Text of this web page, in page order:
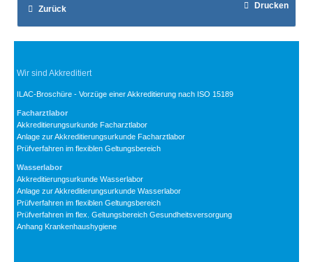
Zurück Drucken
Wir sind Akkreditiert
ILAC-Broschüre - Vorzüge einer Akkreditierung nach ISO 15189
Facharztlabor
Akkreditierungsurkunde Facharztlabor
Anlage zur Akkreditierungsurkunde Facharztlabor
Prüfverfahren im flexiblen Geltungsbereich
Wasserlabor
Akkreditierungsurkunde Wasserlabor
Anlage zur Akkreditierungsurkunde Wasserlabor
Prüfverfahren im flexiblen Geltungsbereich
Prüfverfahren im flex. Geltungsbereich Gesundheitsversorgung
Anhang Krankenhaushygiene